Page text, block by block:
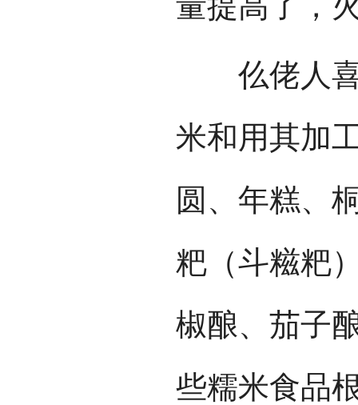
仫佬人喜
米和用其加
圆、年糕、
粑（斗糍粑
椒酿、茄子
些糯米食品